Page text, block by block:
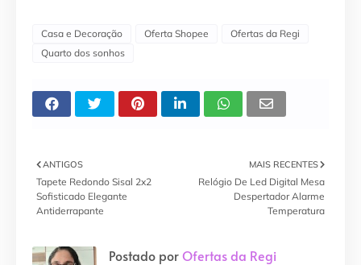
Casa e Decoração Oferta Shopee
Ofertas da Regi
Quarto dos sonhos
MAIS RECENTES
Relógio De Led Digital Mesa
Despertador Alarme
Temperatura
ANTIGOS
Tapete Redondo Sisal 2x2
Sofisticado Elegante
Antiderrapante
Postado porOfertas da Regi